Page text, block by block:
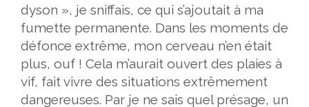
dyson », je sniffais, ce qui s’ajoutait à ma
fumette permanente. Dans les moments de
défonce extrême, mon cerveau n’en était
plus, ouf ! Cela m’aurait ouvert des plaies à
vif, fait vivre des situations extrêmement
dangereuses. Par je ne sais quel présage, un